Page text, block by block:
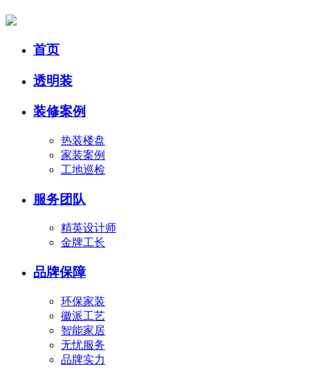
首页
透明装
装修案例
热装楼盘
家装案例
工地巡检
服务团队
精英设计师
金牌工长
品牌保障
环保家装
徽派工艺
智能家居
无忧服务
品牌实力